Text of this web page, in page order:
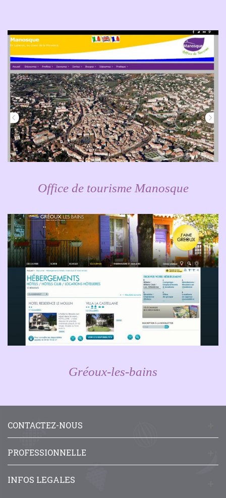
Office de tourisme Manosque
Gréoux-les-bains
CONTACTEZ-NOUS
PROFESSIONNELLE
INFOS LEGALES